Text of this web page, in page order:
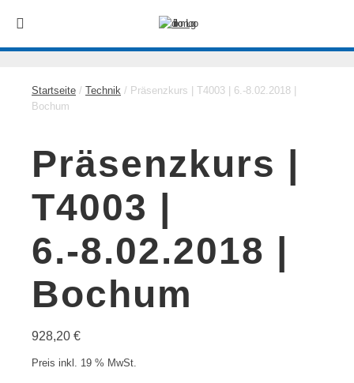
Startseite / Technik / Präsenzkurs | T4003 | 6.-8.02.2018 |
Bochum
Präsenzkurs |
T4003 |
6.-8.02.2018 |
Bochum
928,20 €
Preis inkl. 19 % MwSt.